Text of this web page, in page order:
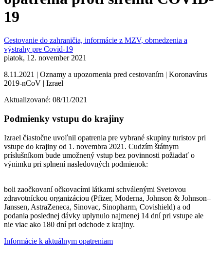
19
Cestovanie do zahraničia, informácie z MZV, obmedzenia a
výstrahy pre Covid-19
piatok, 12. november 2021
8.11.2021 | Oznamy a upozornenia pred cestovaním | Koronavírus
2019-nCoV | Izrael
Aktualizované: 08/11/2021
Podmienky vstupu do krajiny
Izrael čiastočne uvoľnil opatrenia pre vybrané skupiny turistov pri
vstupe do krajiny od 1. novembra 2021. Cudzím štátnym
príslušníkom bude umožnený vstup bez povinnosti požiadať o
výnimku pri splnení nasledovných podmienok:
boli zaočkovaní očkovacími látkami schválenými Svetovou
zdravotníckou organizáciou (Pfizer, Moderna, Johnson & Johnson–
Janssen, AstraZeneca, Sinovac, Sinopharm, Covishield) a od
podania poslednej dávky uplynulo najmenej 14 dní pri vstupe ale
nie viac ako 180 dní pri odchode z krajiny.
Informácie k aktuálnym opatreniam